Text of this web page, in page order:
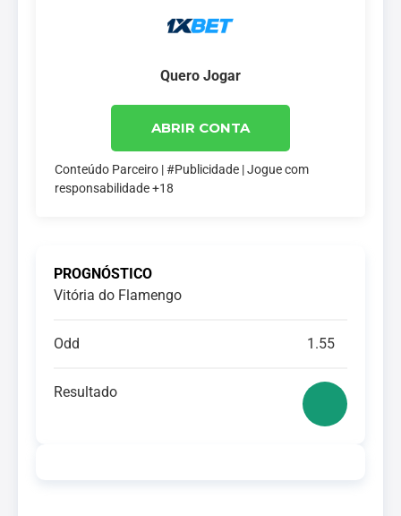
Quero Jogar
ABRIR CONTA
Conteúdo Parceiro | #Publicidade | Jogue com
responsabilidade +18
PROGNÓSTICO
Vitória do Flamengo
Odd 1.55
Resultado